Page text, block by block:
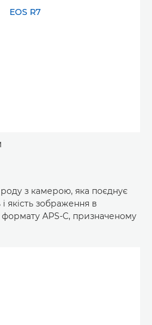
з камерою, яка поєднує
якість зображення в
APS-C, призначеному